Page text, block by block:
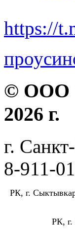
https://
© ООО
2026 г.
г.
8-911-
РК, г.
РК, г.